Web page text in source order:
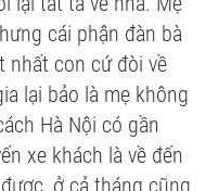
cái phận đàn bà
nhất con cứ đòi về
lại bảo là mẹ không
Hà Nội có gần
xe khách là về đến